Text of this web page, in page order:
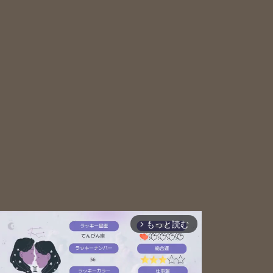
arrow_forward_ios もっと読む